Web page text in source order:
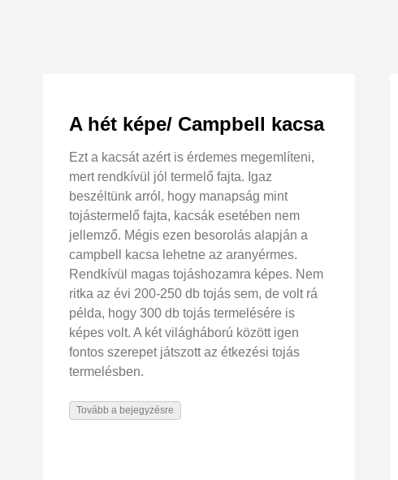
A hét képe/ Campbell kacsa
Ezt a kacsát azért is érdemes megemlíteni,
mert rendkívül jól termelő fajta. Igaz
beszéltünk arról, hogy manapság mint
tojástermelő fajta, kacsák esetében nem
jellemző. Mégis ezen besorolás alapján a
campbell kacsa lehetne az aranyérmes.
Rendkívül magas tojáshozamra képes. Nem
ritka az évi 200-250 db tojás sem, de volt rá
példa, hogy 300 db tojás termelésére is
képes volt. A két világháború között igen
fontos szerepet játszott az étkezési tojás
termelésben.
Tovább a bejegyzésre